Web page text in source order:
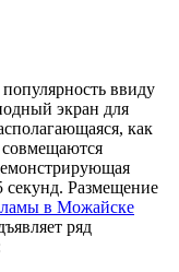
ввиду
экран для
как
совмещаются
секунд. Размещение
в Можайске
ряд